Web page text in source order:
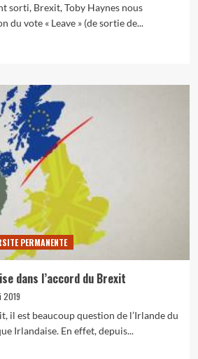
sorti, Brexit, Toby Haynes nous
du vote « Leave » (de sortie de...
PERMANENTE
dans l’accord du Brexit
2019
il est beaucoup question de l’Irlande du
Irlandaise. En effet, depuis...